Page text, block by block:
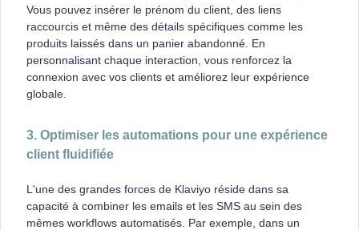
Vous pouvez insérer le prénom du client, des liens
raccourcis et même des détails spécifiques comme les
produits laissés dans un panier abandonné. En
personnalisant chaque interaction, vous renforcez la
connexion avec vos clients et améliorez leur expérience
globale.
3. Optimiser les automations pour une expérience
client fluidifiée
L'une des grandes forces de Klaviyo réside dans sa
capacité à combiner les emails et les SMS au sein des
mêmes workflows automatisés. Par exemple, dans un